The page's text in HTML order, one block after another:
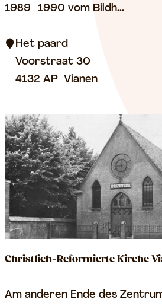
n
P
e
1989–1990 vom Bildh...
Het paard
Voorstraat 30
4132 AP Vianen
Christlich-Reformierte Kirche
C
Am anderen Ende des